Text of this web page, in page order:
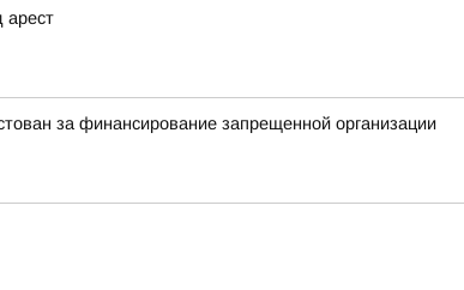
арест
за финансирование запрещенной организации